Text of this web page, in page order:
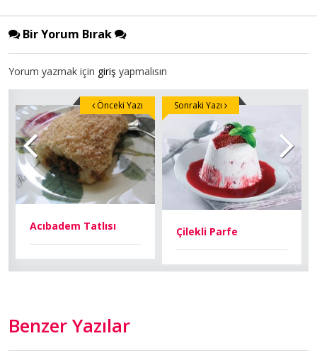
Bir Yorum Bırak
Yorum yazmak için giriş yapmalısın
Acıbadem Tatlısı
Önceki Yazı
Çilekli Parfe
Sonraki Yazı
Benzer Yazılar